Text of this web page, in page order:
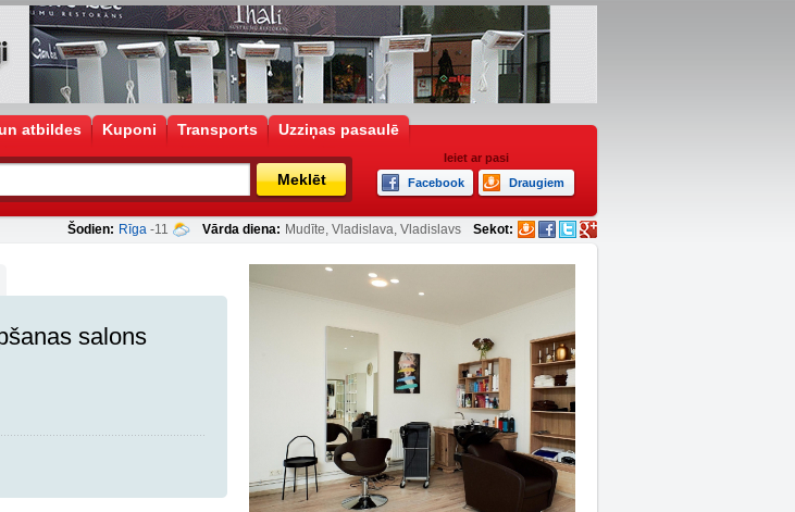
atbildes Kuponi Transports Uzziņas pasaulē
Meklēt
Ieiet ar pasi
Facebook
Draugiem
Šodien: Rīga -11 Vārda diena: Mudīte, Vladislava, Vladislavs Sekot:
salons